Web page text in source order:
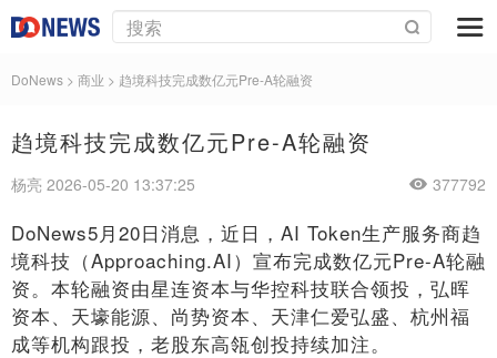
DoNews > 商业 > 趋境科技完成数亿元Pre-A轮融资
趋境科技完成数亿元Pre-A轮融资
杨亮 2026-05-20 13:37:25 377792
DoNews5月20日消息，近日，AI Token生产服务商趋
境科技（Approaching.AI）宣布完成数亿元Pre-A轮融
资。本轮融资由星连资本与华控科技联合领投，弘晖
资本、天壕能源、尚势资本、天津仁爱弘盛、杭州福
成等机构跟投，老股东高瓴创投持续加注。